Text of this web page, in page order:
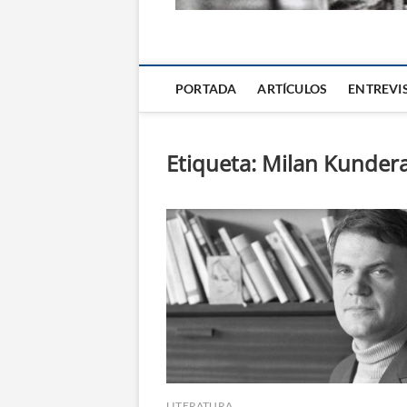
PORTADA ARTÍCULOS
Etiqueta: Milan